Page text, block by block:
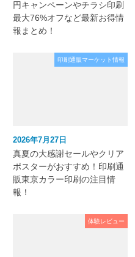
円キャンペーンやチラシ印刷
最大76%オフなど最新お得情
報まとめ！
印刷通販マーケット情報
2026年7月27日
真夏の大感謝セールやクリア
ポスターがおすすめ！印刷通
販東京カラー印刷の注目情
報！
体験レビュー